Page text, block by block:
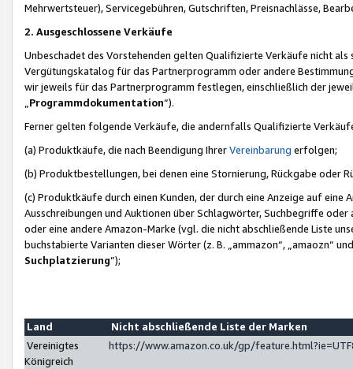
Mehrwertsteuer), Servicegebühren, Gutschriften, Preisnachlässe,
2. Ausgeschlossene Verkäufe
Unbeschadet des Vorstehenden gelten Qualifizierte Verkäufe nicht
Vergütungskatalog für das Partnerprogramm oder andere
wir jeweils für das Partnerprogramm festlegen, einschließlich der
Programmdokumentation“).
Ferner gelten folgende Verkäufe, die andernfalls Qualifizierte
(a) Produktkäufe, die nach Beendigung IhrerVereinbarung erfolgen;
(b) Produktbestellungen, bei denen eine Stornierung, Rückgabe oder
(c) Produktkäufe durch einen Kunden, der durch eine Anzeige auf
Ausschreibungen und Auktionen über Schlagwörter, Suchbegriffe
oder eine andere Amazon-Marke (vgl. die nicht abschließende Liste
buchstabierte Varianten dieser Wörter (z. B. „ammazon“, „amaozn“
Suchplatzierung”);
Land
Nicht abschließende Liste der Marken
Vereinigtes
Königreich
https://www.amazon.co.uk/gp/